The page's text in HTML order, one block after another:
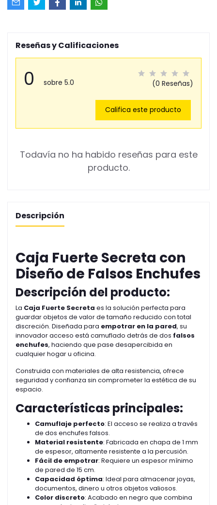
Reseñas y Calificaciones
0 sobre 5.0 (0 Reseñas)
Califica este producto
Todavía no ha habido reseñas para este
producto.
Descripción
Caja Fuerte Secreta con
Diseño de Falsos Enchufes
Descripción del producto:
La Caja Fuerte Secreta es la solución perfecta para
guardar objetos de valor de tamaño reducido con total
discreción. Diseñada para empotrar en la pared, su
innovador acceso está camuflado detrás de dos falsos
enchufes, haciendo que pase desapercibida en
cualquier hogar u oficina.
Construida con materiales de alta resistencia, ofrece
seguridad y confianza sin comprometer la estética de su
espacio.
Características principales:
Camuflaje perfecto: El acceso se realiza a través
de dos enchufes falsos.
Material resistente: Fabricada en chapa de 1 mm
de espesor, altamente resistente a la percusión.
Fácil de empotrar: Requiere un espesor mínimo
de pared de 15 cm.
Capacidad óptima: Ideal para almacenar joyas,
documentos, dinero u otros objetos valiosos.
Color discreto: Acabado en negro que combina